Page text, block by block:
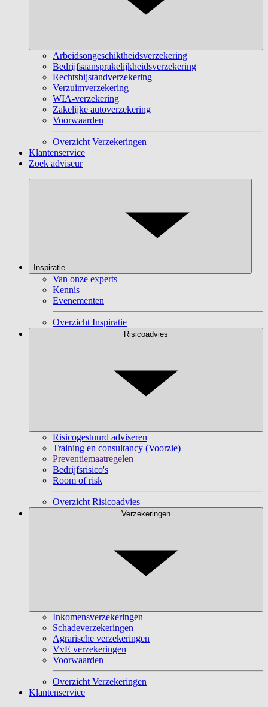
Arbeidsongeschiktheidsverzekering
Bedrijfsaansprakelijkheidsverzekering
Rechtsbijstandverzekering
Verzuimverzekering
WIA-verzekering
Zakelijke autoverzekering
Voorwaarden
Overzicht Verzekeringen
Klantenservice
Zoek adviseur
Inspiratie
Van onze experts
Kennis
Evenementen
Overzicht Inspiratie
Risicoadvies
Risicogestuurd adviseren
Training en consultancy (Voorzie)
Preventiemaatregelen
Bedrijfsrisico's
Room of risk
Overzicht Risicoadvies
Verzekeringen
Inkomensverzekeringen
Schadeverzekeringen
Agrarische verzekeringen
VvE verzekeringen
Voorwaarden
Overzicht Verzekeringen
Klantenservice